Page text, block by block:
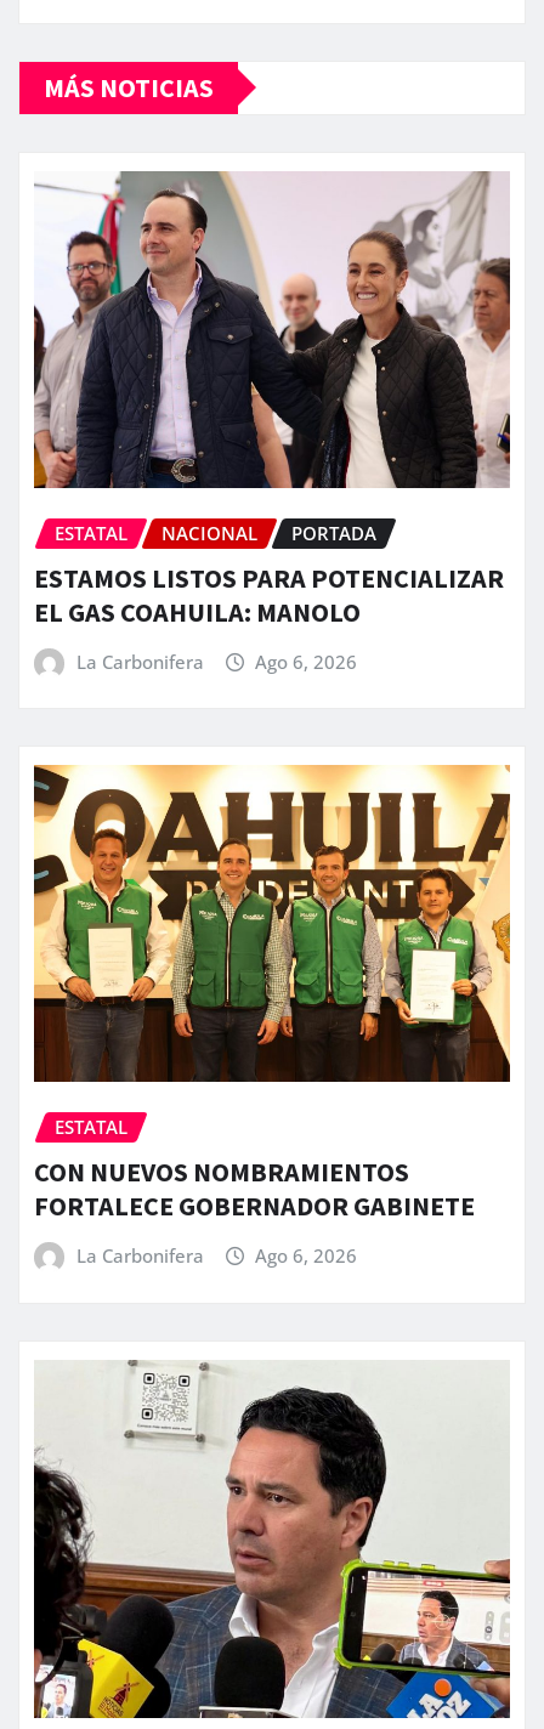
MÁS NOTICIAS
ESTATAL NACIONAL PORTADA
ESTAMOS LISTOS PARA POTENCIALIZAR
EL GAS COAHUILA: MANOLO
La Carbonifera Ago 6, 2026
ESTATAL
CON NUEVOS NOMBRAMIENTOS
FORTALECE GOBERNADOR GABINETE
La Carbonifera Ago 6, 2026